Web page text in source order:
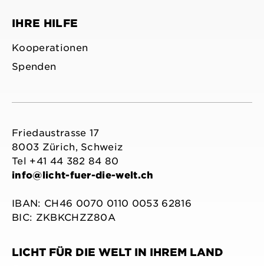
IHRE HILFE
Kooperationen
Spenden
Friedaustrasse 17
8003 Zürich, Schweiz
Tel +41 44 382 84 80
info@licht-fuer-die-welt.ch
IBAN: CH46 0070 0110 0053 62816
BIC: ZKBKCHZZ80A
LICHT FÜR DIE WELT IN IHREM LAND